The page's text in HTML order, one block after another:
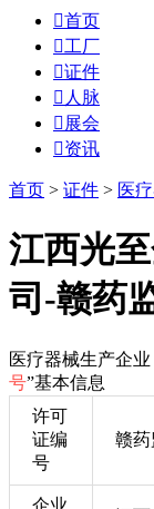
首页
工厂
证件
 人脉
 展会
资讯
首页 > 证件 > 医
江西光
司-赣药
医疗器械生产企
号”基本信息
许可
证编
号
赣药
企业